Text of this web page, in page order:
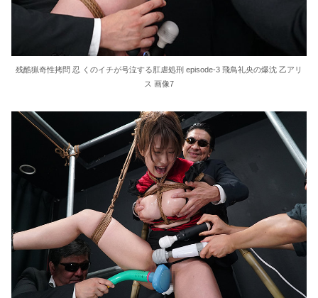
残酷猟奇性拷問 忍 くのイチが号泣する肛虐処刑 episode-3 飛鳥礼央の爆沈 乙アリ
ス 画像7